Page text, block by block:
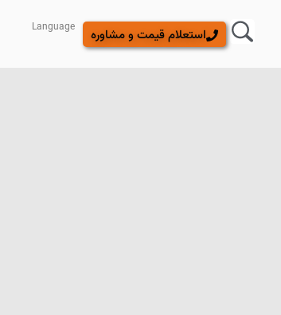
استعلام قیمت و مشاوره Language